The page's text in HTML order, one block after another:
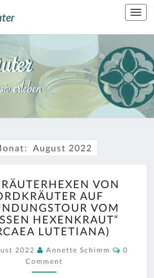
Kräuterkunde
Erleben
August 2022
KRÄUTERHEXEN
VON
NORDKRÄUTER
AUF
ERKUNDUNGSTOUR
VOM
„GROSSEN H
EXENKRAUT“ (
CIRCAEA L
VON
AUF
VOM
HEXENKRAUT“ (
LUTETIANA)
2022 Annette Schimm
0
Comment